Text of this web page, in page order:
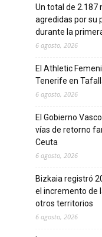
Un total de 2.187
agredidas por su
durante la
6 agosto, 2026
El Athletic
Tenerife en
6 agosto, 2026
El Gobierno
vías de retorno
Ceuta
6 agosto, 2026
Bizkaia registró
el incremento de
otros territorios
6 agosto, 2026